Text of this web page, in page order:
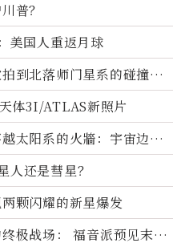
普？
美国人重返月球
到北落师门星系的碰撞与
体3I/ATLAS新照片
越太阳系的火牆：宇宙边界
还是彗星？
颗闪耀的新星爆发
终极战场： 福音派预见末